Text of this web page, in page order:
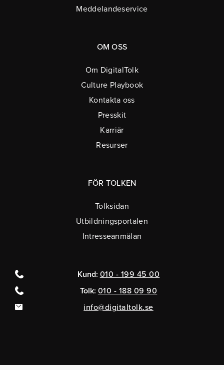
Meddelandeservice
OM OSS
Om DigitalTolk
Culture Playbook
Kontakta oss
Presskit
Karriär
Resurser
FÖR TOLKEN
Tolksidan
Utbildningsportalen
Intresseanmälan
Kund: 010 - 199 45 00
Tolk: 010 - 188 09 90
info@digitaltolk.se